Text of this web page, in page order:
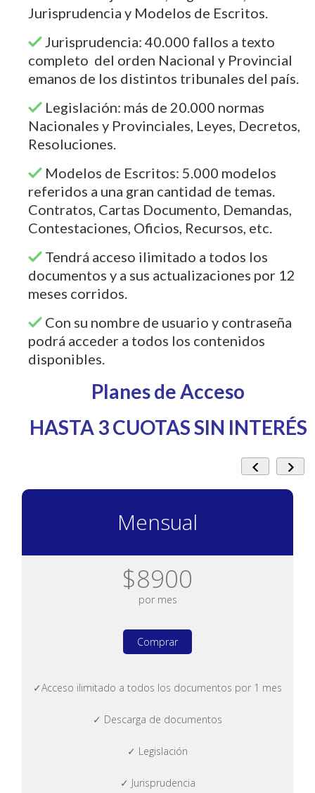
Jurisprudencia y Modelos de Escritos.
Jurisprudencia: 40.000 fallos a texto
completo del orden Nacional y Provincial
emanos de los distintos tribunales del país.
Legislación: más de 20.000 normas
Nacionales y Provinciales, Leyes, Decretos,
Resoluciones.
Modelos de Escritos: 5.000 modelos
referidos a una gran cantidad de temas.
Contratos, Cartas Documento, Demandas,
Contestaciones, Oficios, Recursos, etc.
Tendrá acceso ilimitado a todos los
documentos y a sus actualizaciones por 12
meses corridos.
Con su nombre de usuario y contraseña
podrá acceder a todos los contenidos
disponibles.
Planes de Acceso
HASTA 3 CUOTAS SIN INTERÉS
Mensual
$8900
por mes
Comprar
✓Acceso ilimitado a todos los documentos por 1 mes
✓ Descarga de documentos
✓ Legislación
✓ Jurisprudencia